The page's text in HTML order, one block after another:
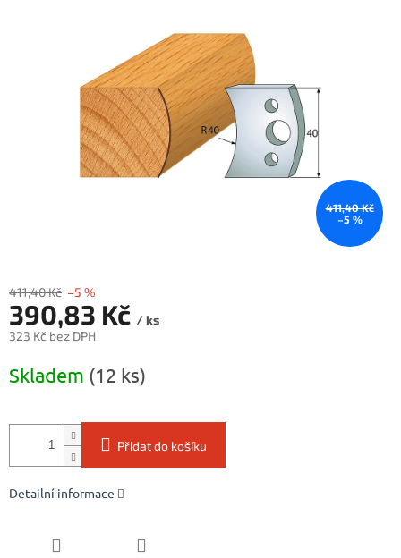
411,40 Kč
–5 %
411,40 Kč –5 %
390,83 Kč / ks
323 Kč bez DPH
cena:
Skladem (12 ks)
Přidat do košíku
Detailní informace